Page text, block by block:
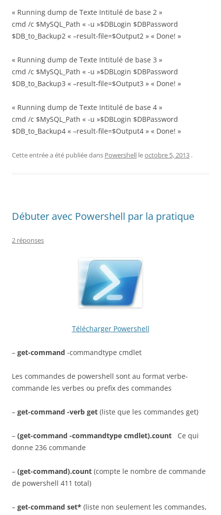
« Running dump de Texte Intitulé de base 2 »
cmd /c $MySQL_Path « -u »$DBLogin $DBPassword
$DB_to_Backup2 « –result-file=$Output2 » « Done! »
« Running dump de Texte Intitulé de base 3 »
cmd /c $MySQL_Path « -u »$DBLogin $DBPassword
$DB_to_Backup3 « –result-file=$Output3 » « Done! »
« Running dump de Texte Intitulé de base 4 »
cmd /c $MySQL_Path « -u »$DBLogin $DBPassword
$DB_to_Backup4 « –result-file=$Output4 » « Done! »
Cette entrée a été publiée dans Powershell leoctobre 5, 2013 .
Débuter avec Powershell par la pratique
2 réponses
Télécharger Powershell
– get-command -commandtype cmdlet
Les commandes de powershell sont au format verbe-
commande les verbes ou prefix des commandes
– get-command -verb get (liste que les commandes get)
– (get-command -commandtype cmdlet).count Ce qui
donne 236 commande
– (get-command).count (compte le nombre de commande
de powershell 411 total)
– get-command set* (liste non seulement les commandes,